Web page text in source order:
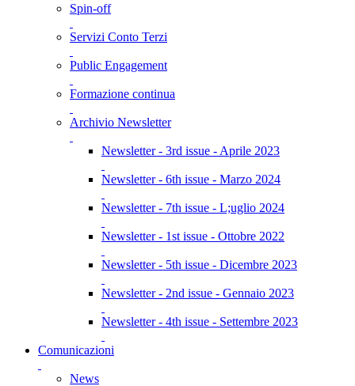
Spin-off
Servizi Conto Terzi
Public Engagement
Formazione continua
Archivio Newsletter
Newsletter - 3rd issue - Aprile 2023
Newsletter - 6th issue - Marzo 2024
Newsletter - 7th issue - L;uglio 2024
Newsletter - 1st issue - Ottobre 2022
Newsletter - 5th issue - Dicembre 2023
Newsletter - 2nd issue - Gennaio 2023
Newsletter - 4th issue - Settembre 2023
Comunicazioni
News